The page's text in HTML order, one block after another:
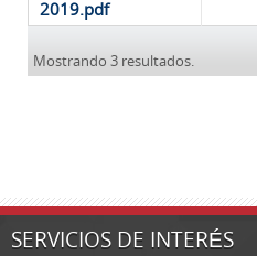
2019.pdf
Mostrando 3 resultados.
SERVICIOS DE INTERÉS